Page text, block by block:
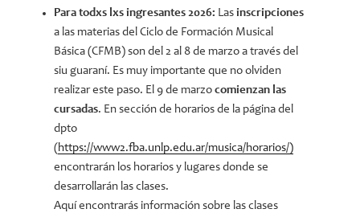
Para todxs lxs ingresantes 2026: Lasinscripciones
a las materias del Ciclo de Formación Musical
Básica (CFMB) son del 2 al 8 de marzo a través del
siu guaraní. Es muy importante que no olviden
realizar este paso. El 9 de marzocomienzan las
cursadas. En sección de horarios de la página del
dpto
( https://www2.fba.unlp.edu.ar/musica/horarios/)
encontrarán los horarios y lugares donde se
desarrollarán las clases.
Aquí encontrarás información sobre las clases